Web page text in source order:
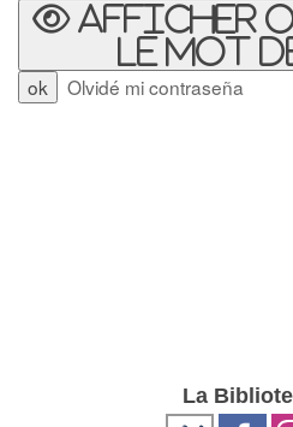
Afficher
le mot
Olvidé mi contraseña
La